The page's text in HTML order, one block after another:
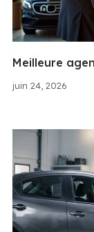
juin 24, 2026
Meilleure